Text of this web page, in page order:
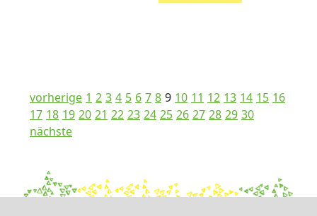
vorherige 1 2 3 4 5 6 7 8 9 10 11 12 13 14 15 16
17 18 19 20 21 22 23 24 25 26 27 28 29 30
nächste